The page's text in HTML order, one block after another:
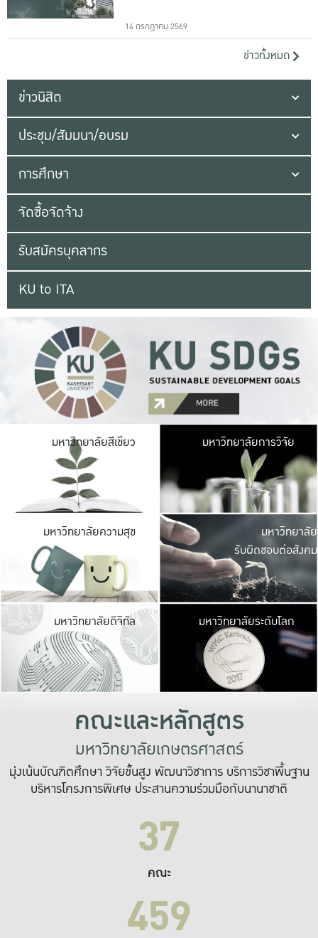
14 กรกฎาคม 2569
ข่าวทั้งหมด
ข่าวนิสิต
ประชุม/สัมมนา/อบรม
การศึกษา
จัดซื้อจัดจ้าง
รับสมัครบุคลากร
KU to ITA
มหาวิทยาลัยสีเขียว มหาวิ
มีพื้นที่เขียวสดใส
เป็นป่าในเมือง เกษต
มหาวิทยาลัยการวิจัย
มหาวิทยาลัยความสุข มหาวิ
ค
เปิดประ
และพบเรื่องราวใ
มหาวิทยาลัย
รับผิดชอบต่อสังคม
มหาวิทยาลัยดิจิทัล มหาวิ
เปลี่ยนแปลง แล
เพื่อทำง
ระบบสารสนเทศ
มหาวิทยาลัยระดับโลก
คณะและหลักสูตร
มหาวิทยาลัยเกษตรศาสตร์
มุ่งเน้นบัณฑิตศึกษา วิจัยขั้นสูง พัฒนาวิชาการ บริการวิชาพื้นฐาน
บริหารโครงการพิเศษ ประสานความร่วมมือกับนานาชาติ
37
คณะ
459